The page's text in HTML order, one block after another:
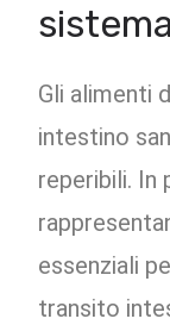
Gli alimenti
intestino
reperibili. In
essenziali
transito